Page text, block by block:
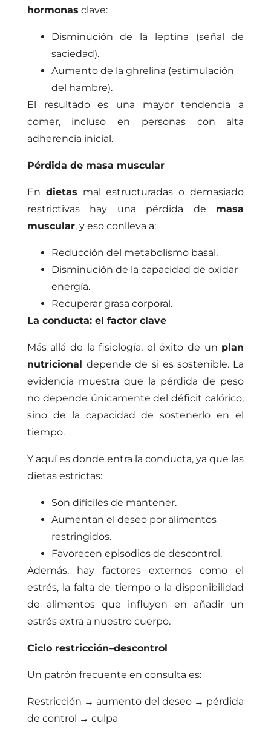
hormonas clave:
Disminución de la leptina (señal de
saciedad).
Aumento de la ghrelina (estimulación
del hambre).
El resultado es una mayor tendencia a
comer, incluso en personas con alta
adherencia inicial.
Pérdida de masa muscular
En dietas mal estructuradas o demasiado
restrictivas hay una pérdida de masa
muscular, y eso conlleva a:
Reducción del metabolismo basal.
Disminución de la capacidad de oxidar
energía.
Recuperar grasa corporal.
La conducta: el factor clave
Más allá de la fisiología, el éxito de un plan
nutricionaldepende de si es sostenible. La
evidencia muestra que la pérdida de peso
no depende únicamente del déficit calórico,
sino de la capacidad de sostenerlo en el
tiempo.
Y aquí es donde entra la conducta, ya que las
dietas estrictas:
Son difíciles de mantener.
Aumentan el deseo por alimentos
restringidos.
Favorecen episodios de descontrol.
Además, hay factores externos como el
estrés, la falta de tiempo o la disponibilidad
de alimentos que influyen en añadir un
estrés extra a nuestro cuerpo.
Ciclo restricción–descontrol
Un patrón frecuente en consulta es:
Restricción → aumento del deseo → pérdida
de control → culpa